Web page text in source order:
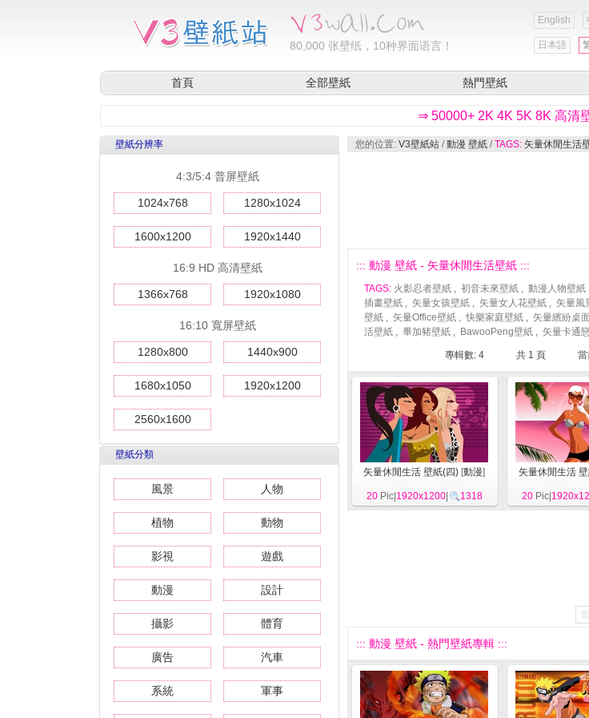
80,000 张壁纸，10种界面语言！
English
日本語
首頁 全部壁紙 熱門壁紙
⇒ 50000+ 2K 4K 5K 8K 高清
壁紙分辨率
4:3/5:4 普屏壁紙
1024x768 1280x1024
1600x1200 1920x1440
16:9 HD 高清壁紙
1366x768 1920x1080
16:10 寬屏壁紙
1280x800 1440x900
1680x1050 1920x1200
2560x1600
壁紙分類
風景 人物
植物 動物
影視 遊戲
動漫 設計
攝影 體育
廣告 汽車
系統 軍事
您的位置: V3壁紙站 /動漫 壁紙 /TAGS: 矢量休閒生活
::: 動漫 壁紙 - 矢量休閒生活壁紙 :::
TAGS: 火影忍者壁紙 , 初音未來壁紙 , 動漫人物壁紙
插畫壁紙 , 矢量女孩壁紙 , 矢量女人花壁紙 , 矢量風
壁紙 , 矢量Office壁紙 , 快樂家庭壁紙 , 矢量繽紛桌
活壁紙 , 畢加豬壁紙 , BawooPeng壁紙 , 矢量卡通
專輯數: 4 共 1 頁 當
矢量休閒生活 壁紙(四) [動漫]
20Pic| 1920x1200| 1318
矢量休閒生活
20Pic|
::: 動漫 壁紙 - 熱門壁紙專輯 :::